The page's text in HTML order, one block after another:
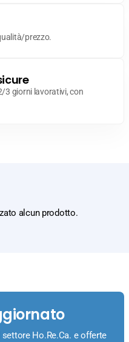
prezzo.
3 giorni lavorativi, con
alcun prodotto.
Ho.Re.Ca. e offerte